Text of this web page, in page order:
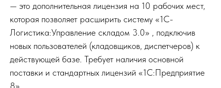
— это дополнительная лицензия на 10 рабочих мест,
которая позволяет расширить систему «1С-
Логистика:Управление складом 3.0» , подключив
новых пользователей (кладовщиков, диспетчеров) к
действующей базе. Требует наличия основной
поставки и стандартных лицензий «1С:Предприятие
8»